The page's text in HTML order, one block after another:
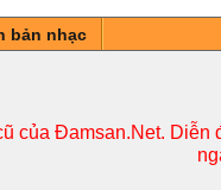
bản nhạc
của Đamsan.Net.